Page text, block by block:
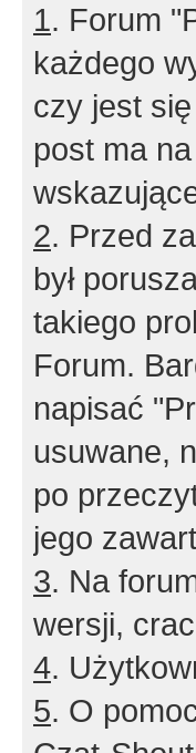
1. Forum
każdego
czy jest
post ma
2. Przed
był
takiego
Forum.
napisać
usuwane,
po
jego
3. Na
wersji,
4.
5. O